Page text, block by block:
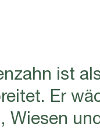
ist
Er
Wiesen